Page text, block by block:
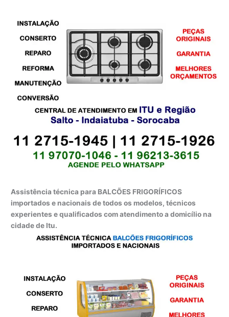
Assistência técnica para BALCÕES FRIGORÍFICOS
importados e nacionais de todos os modelos, técnicos
experientes e qualificados com atendimento a domicílio na
cidade de Itu.